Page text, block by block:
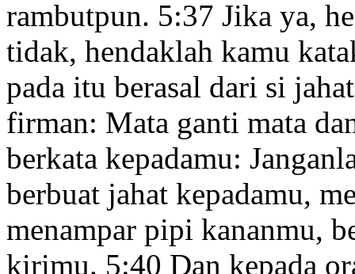
rambutpun. 5:37 Jika ya,
tidak, hendaklah kamu
pada itu berasal dari si
firman: Mata ganti mata
berkata kepadamu:
berbuat jahat kepadamu,
menampar pipi kananmu,
kirimu. 5:40 Dan kepada